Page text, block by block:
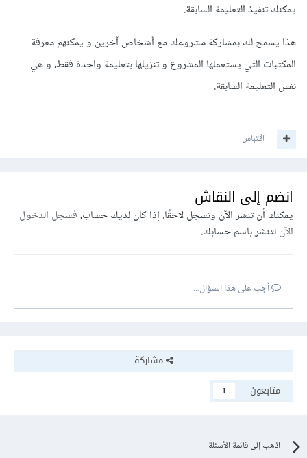
يمكنك تنفيذ التعليمة السابقة.
هذا يسمح لك بمشاركة مشروعك مع أشخاص آخرين و يمكنهم معرفة
المكتبات التي يستعملها المشروع و تنزيلها بتعليمة واحدة فقط، و هي
نفس التعليمة السابقة.
اقتباس
انضم إلى النقاش
يمكنك أن تنشر الآن وتسجل لاحقًا. إذا كان لديك حساب،فسجل الدخول
الآنلتنشر باسم حسابك.
أجب على هذا السؤال...
مشاركة
متابعون
1
اذهب إلى قائمة الأسئلة